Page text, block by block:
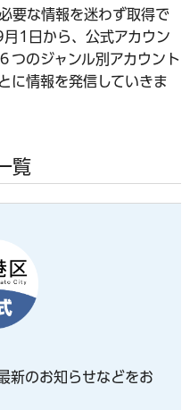
要な情報を迷わず取得で
1日から、公式アカウン
つのジャンル別アカウント
に情報を発信していきま
覧
新のお知らせなどをお